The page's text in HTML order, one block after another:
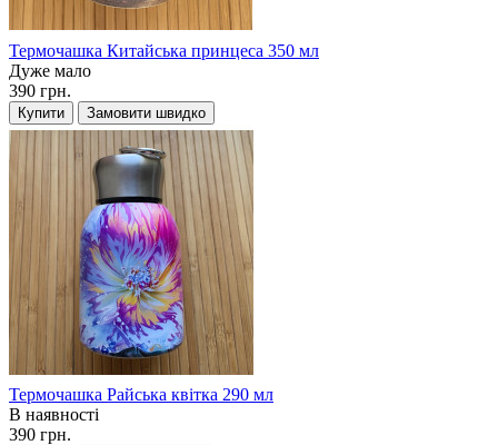
Термочашка Китайська принцеса 350 мл
Дуже мало
390 грн.
Купити Замовити швидко
Термочашка Райська квітка 290 мл
В наявності
390 грн.